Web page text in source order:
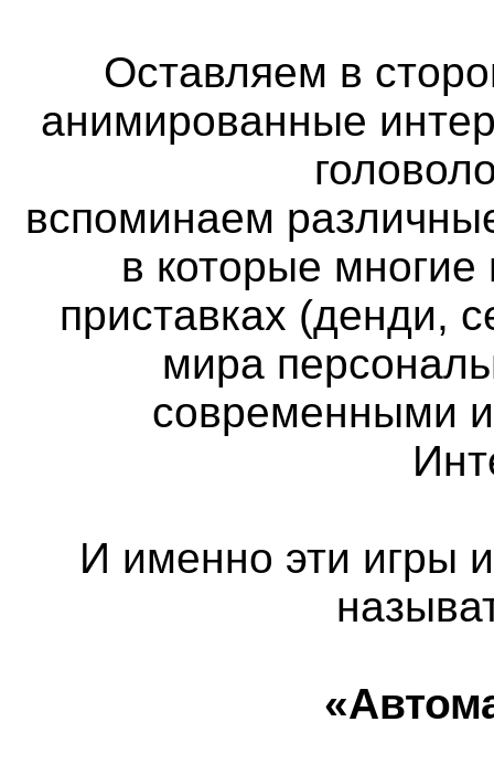
Оставляем в
анимированные
вспоминаем
в которые
приставках (денди,
мира
современными
И именно эти игры